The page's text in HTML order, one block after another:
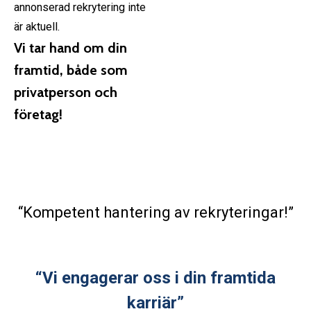
annonserad rekrytering inte
är aktuell.
Vi tar hand om din
framtid, både som
privatperson och
företag!
“Kompetent hantering av rekryteringar!”
“Vi engagerar oss i din framtida
karriär”